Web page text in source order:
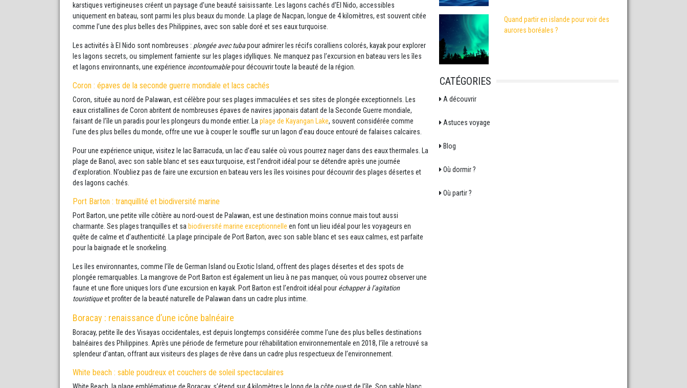
karstiques vertigineuses créent un paysage d’une beauté saisissante. Les lagons cachés d’El Nido, accessibles
uniquement en bateau, sont parmi les plus beaux du monde. La plage de Nacpan, longue de 4 kilomètres, est souvent citée
comme l’une des plus belles des Philippines, avec son sable doré et ses eaux turquoise.
Les activités à El Nido sont nombreuses : plongée avec tubapour admirer les récifs coralliens colorés, kayak pour explorer
les lagons secrets, ou simplement farniente sur les plages idylliques. Ne manquez pas l’excursion en bateau vers les îles
et lagons environnants, une expérience incontournablepour découvrir toute la beauté de la région.
Coron : épaves de la seconde guerre mondiale et lacs cachés
Coron, située au nord de Palawan, est célèbre pour ses plages immaculées et ses sites de plongée exceptionnels. Les
eaux cristallines de Coron abritent de nombreuses épaves de navires japonais datant de la Seconde Guerre mondiale,
faisant de l’île un paradis pour les plongeurs du monde entier. La plage de Kayangan Lake, souvent considérée comme
l’une des plus belles du monde, offre une vue à couper le souffle sur un lagon d’eau douce entouré de falaises calcaires.
Pour une expérience unique, visitez le lac Barracuda, un lac d’eau salée où vous pourrez nager dans des eaux thermales. La
plage de Banol, avec son sable blanc et ses eaux turquoise, est l’endroit idéal pour se détendre après une journée
d’exploration. N’oubliez pas de faire une excursion en bateau vers les îles voisines pour découvrir des plages désertes et
des lagons cachés.
Port Barton : tranquillité et biodiversité marine
Port Barton, une petite ville côtière au nord-ouest de Palawan, est une destination moins connue mais tout aussi
charmante. Ses plages tranquilles et sa biodiversité marine exceptionnelle en font un lieu idéal pour les voyageurs en
quête de calme et d’authenticité. La plage principale de Port Barton, avec son sable blanc et ses eaux calmes, est parfaite
pour la baignade et le snorkeling.
Les îles environnantes, comme l’île de German Island ou Exotic Island, offrent des plages désertes et des spots de
plongée remarquables. La mangrove de Port Barton est également un lieu à ne pas manquer, où vous pourrez observer une
faune et une flore uniques lors d’une excursion en kayak. Port Barton est l’endroit idéal pour échapper à l’agitation
touristiqueet profiter de la beauté naturelle de Palawan dans un cadre plus intime.
Boracay : renaissance d’une icône balnéaire
Boracay, petite île des Visayas occidentales, est depuis longtemps considérée comme l’une des plus belles destinations
balnéaires des Philippines. Après une période de fermeture pour réhabilitation environnementale en 2018, l’île a retrouvé sa
splendeur d’antan, offrant aux visiteurs des plages de rêve dans un cadre plus respectueux de l’environnement.
White beach : sable poudreux et couchers de soleil spectaculaires
White Beach, la plage emblématique de Boracay, s’étend sur 4 kilomètres le long de la côte ouest de l’île. Son sable blanc
Quand partir en islande pour voir des
aurores boréales ?
CATÉGORIES
A découvrir
Astuces voyage
Blog
Où dormir ?
Où partir ?